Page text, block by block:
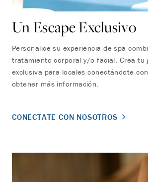
Un Escape Exclusivo
Personalice su experiencia de spa
tratamiento corporal y/o facial. Crea tu
exclusiva para locales conectándote
obtener más información.
CONECTATE CON NOSOTROS